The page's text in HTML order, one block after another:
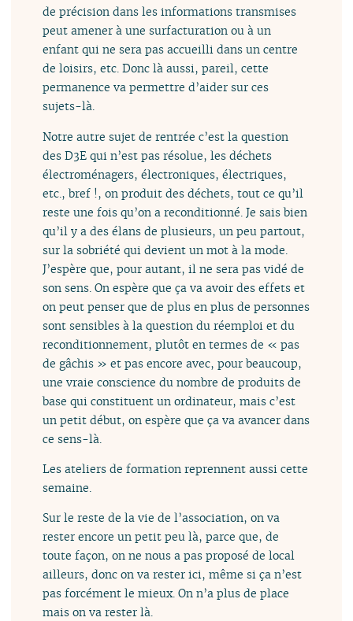
de précision dans les informations transmises
peut amener à une surfacturation ou à un
enfant qui ne sera pas accueilli dans un centre
de loisirs, etc. Donc là aussi, pareil, cette
permanence va permettre d’aider sur ces
sujets-là.
Notre autre sujet de rentrée c’est la question
des D3E qui n’est pas résolue, les déchets
électroménagers, électroniques, électriques,
etc., bref !, on produit des déchets, tout ce qu’il
reste une fois qu’on a reconditionné. Je sais bien
qu’il y a des élans de plusieurs, un peu partout,
sur la sobriété qui devient un mot à la mode.
J’espère que, pour autant, il ne sera pas vidé de
son sens. On espère que ça va avoir des effets et
on peut penser que de plus en plus de personnes
sont sensibles à la question du réemploi et du
reconditionnement, plutôt en termes de « pas
de gâchis » et pas encore avec, pour beaucoup,
une vraie conscience du nombre de produits de
base qui constituent un ordinateur, mais c’est
un petit début, on espère que ça va avancer dans
ce sens-là.
Les ateliers de formation reprennent aussi cette
semaine.
Sur le reste de la vie de l’association, on va
rester encore un petit peu là, parce que, de
toute façon, on ne nous a pas proposé de local
ailleurs, donc on va rester ici, même si ça n’est
pas forcément le mieux. On n’a plus de place
mais on va rester là.